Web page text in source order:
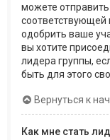
можете
соответствующей
одобрить ваше
вы хотите
лидера группы,
быть для этого
Вернуться к
Как мне стать